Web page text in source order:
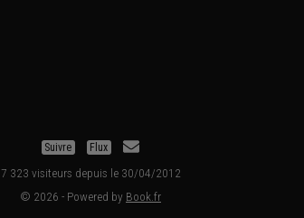
Suivre Flux
7 323 visiteurs depuis le 30/04/2012
© 2026 - Powered by Book.fr